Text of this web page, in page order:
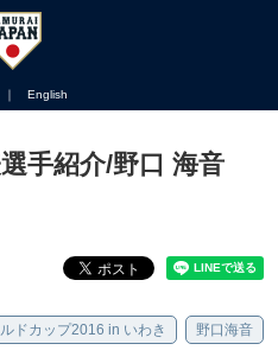
｜ English
手紹介/野口 海音
ドカップ2016 in いわき 野口海音